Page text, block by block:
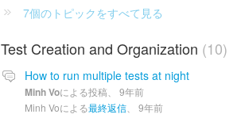
7個のトピックをすべて見る
Test Creation and Organization 10
How to run multiple tests at night
Minh Voによる投稿、 9年前
Minh Voによる最終返信、 9年前